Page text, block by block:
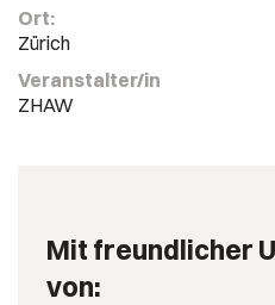
Ort:
Zürich
Veranstalter/in
ZHAW
Mit freundlicher
von: